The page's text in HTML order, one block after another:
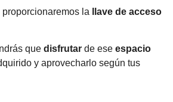
proporcionaremos la
llave de acceso
que disfrutar de ese espacio
y aprovecharlo según tus